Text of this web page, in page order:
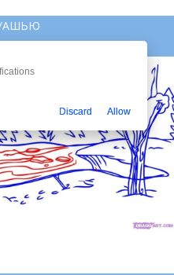
Discard Allow